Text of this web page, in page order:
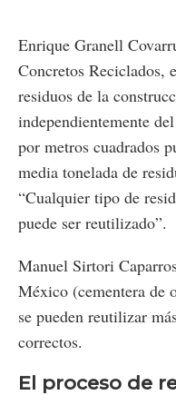
Enrique Granell
Concretos Reciclados,
residuos de la
independientemente
por metros cuadrados
media tonelada de
“Cualquier tipo de
puede ser reutilizado”.
Manuel Sirtori
México (cementera de
se pueden reutilizar
correctos.
El proceso de